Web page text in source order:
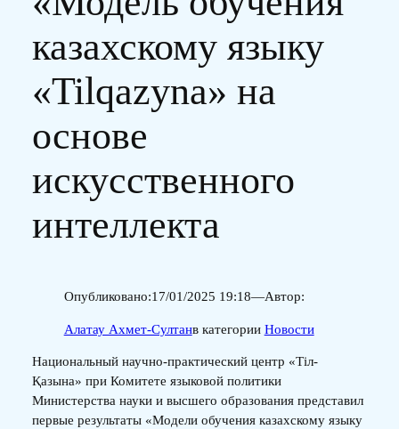
казахскому языку
«Tilqazyna» на
основе
искусственного
интеллекта
Опубликовано:17/01/2025 19:18—Автор:
Алатау Ахмет-Султанв категории Новости
Национальный научно-практический центр «Тіл-
Қазына» при Комитете языковой политики
Министерства науки и высшего образования представил
первые результаты «Модели обучения казахскому языку